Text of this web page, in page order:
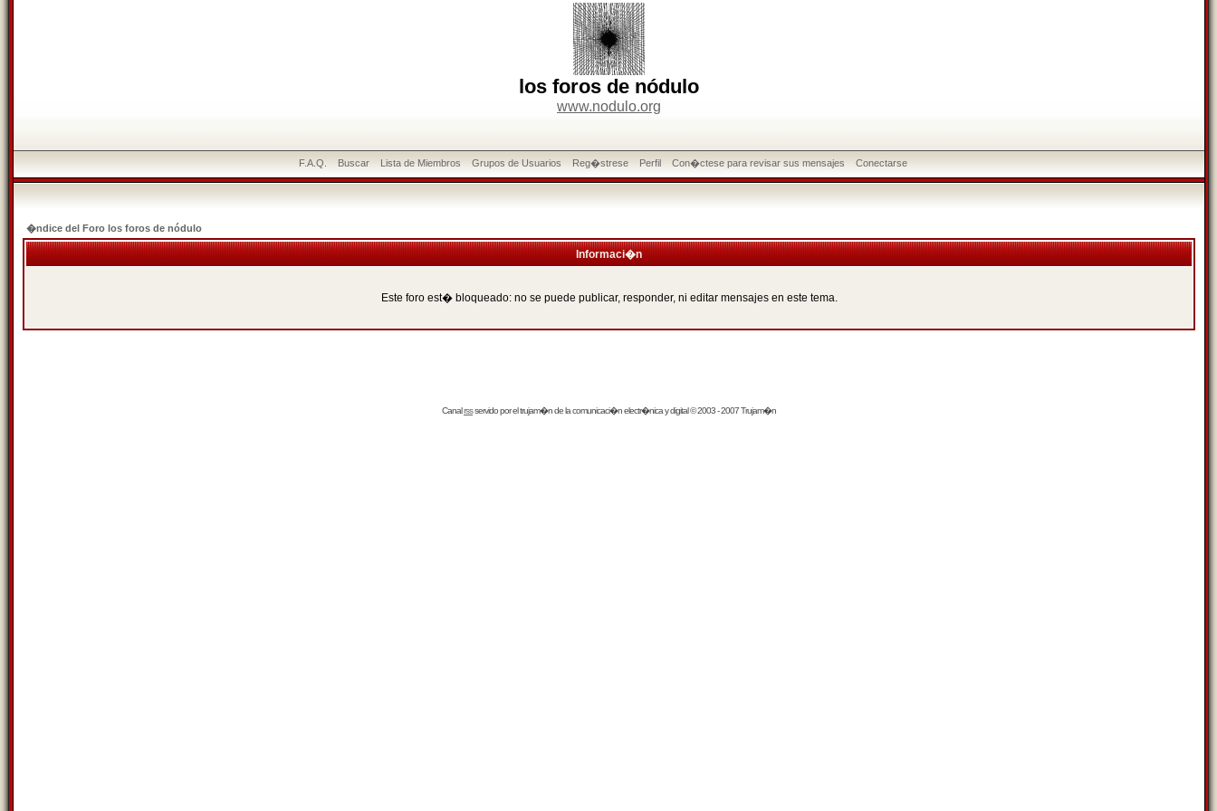
los foros de nódulo
www.nodulo.org
F.A.Q. Buscar Lista de Miembros Grupos de Usuarios Reg�strese Perfil Con�ctese para revisar sus mensajes Conectarse
�ndice del Foro los foros de nódulo
Informaci�n
Este foro est� bloqueado: no se puede publicar, responder, ni editar mensajes en este tema.
Canalrssservido por eltrujam�nde la comunicaci�n electr�nica y digital © 2003 - 2007 Trujam�n